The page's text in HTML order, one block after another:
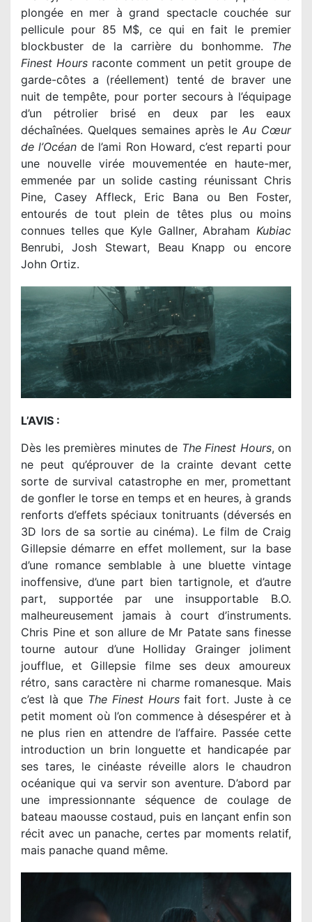
plongée en mer à grand spectacle couchée sur
pellicule pour 85 M$, ce qui en fait le premier
blockbuster de la carrière du bonhomme. The
Finest Hours raconte comment un petit groupe de
garde-côtes a (réellement) tenté de braver une
nuit de tempête, pour porter secours à l’équipage
d’un pétrolier brisé en deux par les eaux
déchaînées. Quelques semaines après leAu Cœur
de l’Océande l’ami Ron Howard, c’est reparti pour
une nouvelle virée mouvementée en haute-mer,
emmenée par un solide casting réunissant Chris
Pine, Casey Affleck, Eric Bana ou Ben Foster,
entourés de tout plein de têtes plus ou moins
connues telles que Kyle Gallner, Abraham Kubiac
Benrubi, Josh Stewart, Beau Knapp ou encore
John Ortiz.
L’AVIS :
Dès les premières minutes de The Finest Hours, on
ne peut qu’éprouver de la crainte devant cette
sorte de survival catastrophe en mer, promettant
de gonfler le torse en temps et en heures, à grands
renforts d’effets spéciaux tonitruants (déversés en
3D lors de sa sortie au cinéma). Le film de Craig
Gillepsie démarre en effet mollement, sur la base
d’une romance semblable à une bluette vintage
inoffensive, d’une part bien tartignole, et d’autre
part, supportée par une insupportable B.O.
malheureusement jamais à court d’instruments.
Chris Pine et son allure de Mr Patate sans finesse
tourne autour d’une Holliday Grainger joliment
joufflue, et Gillepsie filme ses deux amoureux
rétro, sans caractère ni charme romanesque. Mais
c’est là que The Finest Hoursfait fort. Juste à ce
petit moment où l’on commence à désespérer et à
ne plus rien en attendre de l’affaire. Passée cette
introduction un brin longuette et handicapée par
ses tares, le cinéaste réveille alors le chaudron
océanique qui va servir son aventure. D’abord par
une impressionnante séquence de coulage de
bateau maousse costaud, puis en lançant enfin son
récit avec un panache, certes par moments relatif,
mais panache quand même.